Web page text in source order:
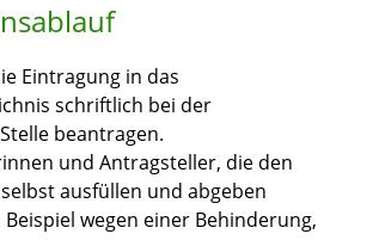
Eintragung in das
schriftlich bei der
beantragen.
und Antragsteller, die den
ausfüllen und abgeben
wegen einer Behinderung,